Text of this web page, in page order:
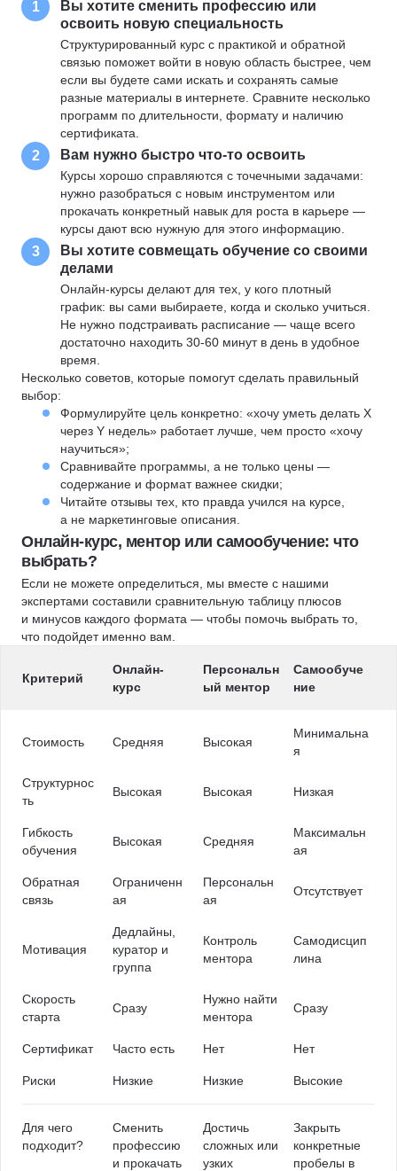
1
Вы хотите сменить профессию или
освоить новую специальность
Структурированный курс с практикой и обратной
связью поможет войти в новую область быстрее, чем
если вы будете сами искать и сохранять самые
разные материалы в интернете. Сравните несколько
программ по длительности, формату и наличию
сертификата.
2 Вам нужно быстро что-то освоить
Курсы хорошо справляются с точечными задачами:
нужно разобраться с новым инструментом или
прокачать конкретный навык для роста в карьере —
курсы дают всю нужную для этого информацию.
3
Вы хотите совмещать обучение со своими
делами
Онлайн-курсы делают для тех, у кого плотный
график: вы сами выбираете, когда и сколько учиться.
Не нужно подстраивать расписание — чаще всего
достаточно находить 30-60 минут в день в удобное
время.
Несколько советов, которые помогут сделать правильный
выбор:
Формулируйте цель конкретно: «хочу уметь делать X
через Y недель» работает лучше, чем просто «хочу
научиться»;
Сравнивайте программы, а не только цены —
содержание и формат важнее скидки;
Читайте отзывы тех, кто правда учился на курсе,
а не маркетинговые описания.
Онлайн-курс, ментор или самообучение: что
выбрать?
Если не можете определиться, мы вместе с нашими
экспертами составили сравнительную таблицу плюсов
и минусов каждого формата — чтобы помочь выбрать то,
что подойдет именно вам.
Критерий
Онлайн-
курс
Персональн
ый ментор
Самообуче
ние
Стоимость Средняя Высокая
Минимальна
я
Структурнос
ть
Высокая Высокая Низкая
Гибкость
обучения
Высокая Средняя
Максимальн
ая
Обратная
связь
Ограниченн
ая
Персональн
ая
Отсутствует
Мотивация
Дедлайны,
куратор и
группа
Контроль
ментора
Самодисцип
лина
Скорость
старта
Сразу
Нужно найти
ментора
Сразу
Сертификат Часто есть Нет Нет
Риски Низкие Низкие Высокие
Для чего
подходит?
Сменить
профессию
и прокачать
Достичь
сложных или
узких
Закрыть
конкретные
пробелы в